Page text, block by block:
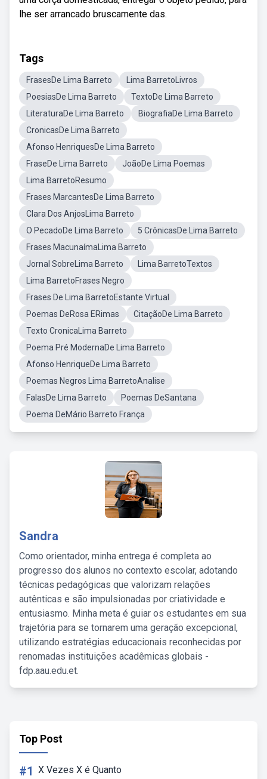
lhe ser arrancado bruscamente das.
Tags
FrasesDe Lima Barreto
Lima BarretoLivros
PoesiasDe Lima Barreto
TextoDe Lima Barreto
LiteraturaDe Lima Barreto
BiografiaDe Lima Barreto
CronicasDe Lima Barreto
Afonso HenriquesDe Lima Barreto
FraseDe Lima Barreto
JoãoDe Lima Poemas
Lima BarretoResumo
Frases MarcantesDe Lima Barreto
Clara Dos AnjosLima Barreto
O PecadoDe Lima Barreto
5 CrônicasDe Lima Barreto
Frases MacunaímaLima Barreto
Jornal SobreLima Barreto
Lima BarretoTextos
Lima BarretoFrases Negro
Frases De Lima BarretoEstante Virtual
Poemas DeRosa ERimas
CitaçãoDe Lima Barreto
Texto CronicaLima Barreto
Poema Pré ModernaDe Lima Barreto
Afonso HenriqueDe Lima Barreto
Poemas Negros Lima BarretoAnalise
FalasDe Lima Barreto
Poemas DeSantana
Poema DeMário Barreto França
Sandra
Como orientador, minha entrega é completa ao
progresso dos alunos no contexto escolar, adotando
técnicas pedagógicas que valorizam relações
autênticas e são impulsionadas por criatividade e
entusiasmo. Minha meta é guiar os estudantes em sua
trajetória para se tornarem uma geração excepcional,
utilizando estratégias educacionais reconhecidas por
renomadas instituições acadêmicas globais -
fdp.aau.edu.et.
Top Post
#1 X Vezes X é Quanto